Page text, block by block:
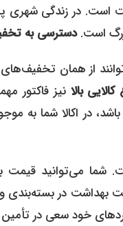
است. در زندگی شهری
است.دسترسی به
از همان
بالا نیز فاکتور
در اکالا شما به
شما می‌توانید قیمت
بهداشت در
خود سعی در